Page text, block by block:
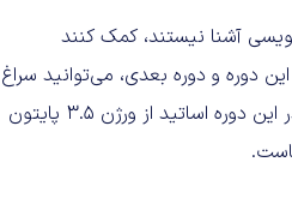
آشنا نیستند، کمک کنند
دوره و دوره بعدی، می‌توانید سراغ
دروس پیشرفته‌تر علوم کامپیوتر بروید، البته ممکن است به همین 2 دوره اکتفا کنید. در این دوره اساتید از ورژن 3.5 پایتون